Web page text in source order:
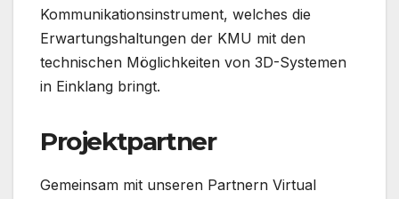
Kommunikationsinstrument, welches die
Erwartungshaltungen der KMU mit den
technischen Möglichkeiten von 3D-Systemen
in Einklang bringt.
Projektpartner
Gemeinsam mit unseren Partnern Virtual